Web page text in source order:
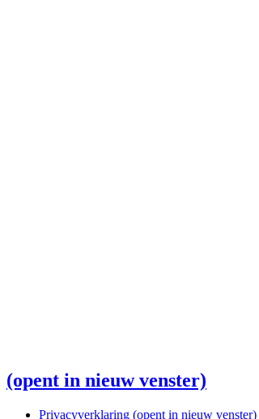
(opent in nieuw venster)
Privacyverklaring (opent in nieuw venster)